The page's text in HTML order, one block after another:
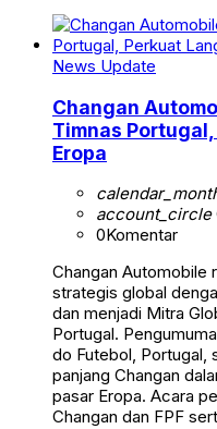
News Update
Changan
Timnas
Eropa
account_circle
0Komentar
Changan Automobile
strategis global
dan menjadi Mitra
Portugal.
do Futebol, Portugal,
panjang Changan
pasar Eropa. Acara
Changan dan FPF